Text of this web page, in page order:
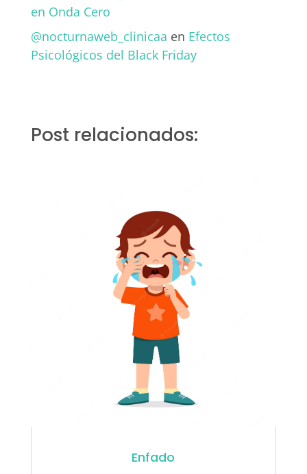
en Onda Cero
@nocturnaweb_clinicaa en Efectos
Psicológicos del Black Friday
Post relacionados:
Enfado